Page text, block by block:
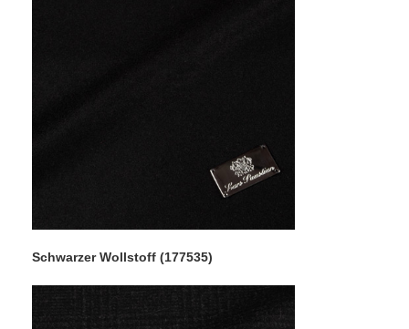
Schwarzer Wollstoff (177535)